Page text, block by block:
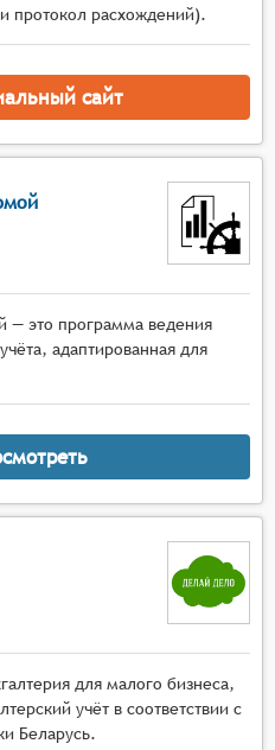
протокол расхождений).
сайт
— это программа ведения
адаптированная для
для малого бизнеса,
учёт в соответствии с
Беларусь.